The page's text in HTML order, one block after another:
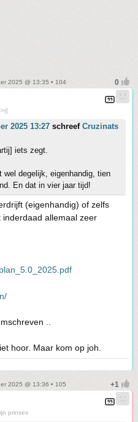
2025 @ 13:35 • 104
2025 13:27 schreef Cruzinats
iets zegt.
wel degelijk, eigenhandig, tien
En dat in vier jaar tijd!
(eigenhandig) of zelfs
allemaal zeer
..
hoor. Maar kom op joh.
2025 @ 13:36 • 105
prinses